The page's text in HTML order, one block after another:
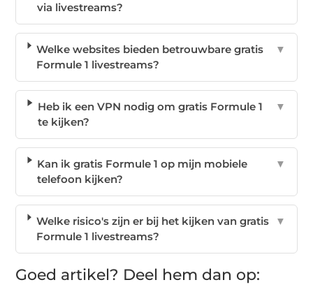
via livestreams?
Welke websites bieden betrouwbare gratis
Formule 1 livestreams?
▼
Heb ik een VPN nodig om gratis Formule 1
te kijken?
▼
Kan ik gratis Formule 1 op mijn mobiele
telefoon kijken?
▼
Welke risico's zijn er bij het kijken van gratis
Formule 1 livestreams?
▼
Goed artikel? Deel hem dan op: